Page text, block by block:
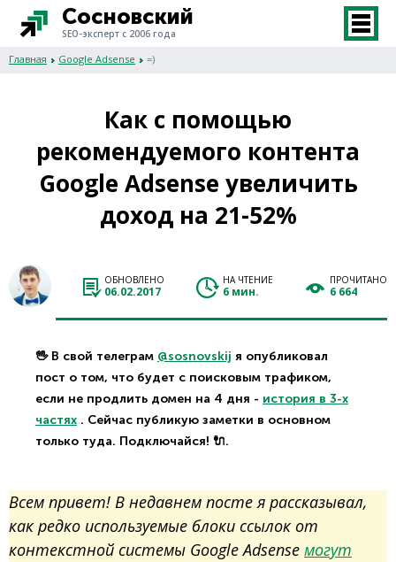
Сосновский
SEO-эксперт с 2006 года
Главная Google Adsense =)
Как с помощью
рекомендуемого контента
Google Adsense увеличить
доход на 21-52%
ОБНОВЛЕНО
06.02.2017
НА ЧТЕНИЕ
6 мин.
ПРОЧИТАНО
6 664
🖖 В свой телеграм @sosnovskij я опубликовал
пост о том, что будет с поисковым трафиком,
если не продлить домен на 4 дня - история в 3-х
частях . Сейчас публикую заметки в основном
только туда. Подключайся! 🔌.
Всем привет! В недавнем посте я рассказывал,
как редко используемые блоки ссылок от
контекстной системы Google Adsense могут